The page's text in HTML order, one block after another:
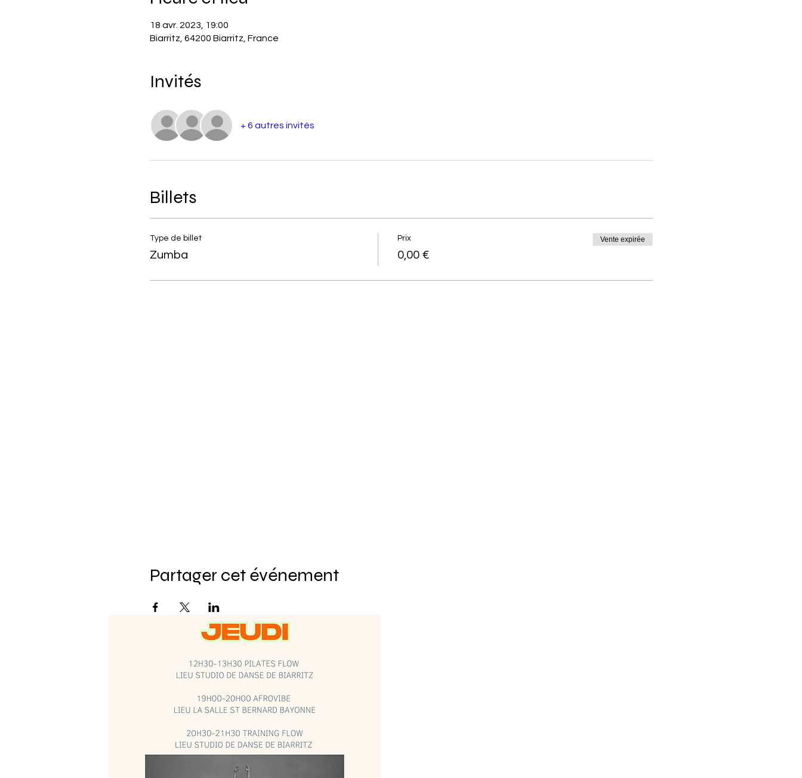
18 avr. 2023, 19:00
Biarritz, 64200 Biarritz, France
Invités
+ 6 autres invités
Billets
Type de billet
Zumba
Prix
0,00 €
Vente expirée
Partager cet événement